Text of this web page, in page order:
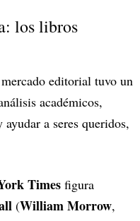
los libros
editorial tuvo un
académicos,
a seres queridos,
Times figura
(William Morrow,